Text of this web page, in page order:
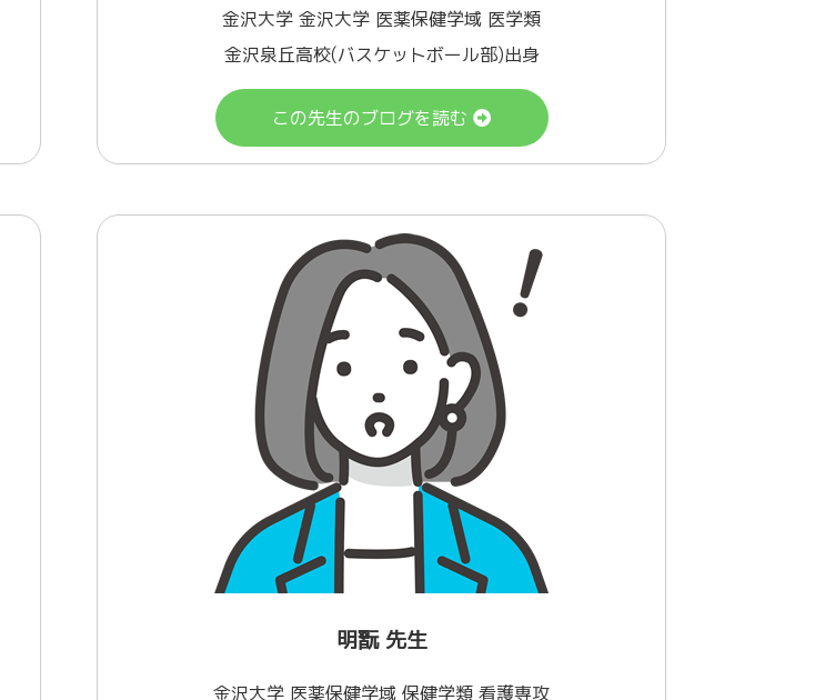
金沢大学 金沢大学 医薬保健学域 医学類
金沢泉丘高校(バスケットボール部)出身
この先生のブログを読む
明翫 先生
金沢大学 医薬保健学域 保健学類 看護専攻